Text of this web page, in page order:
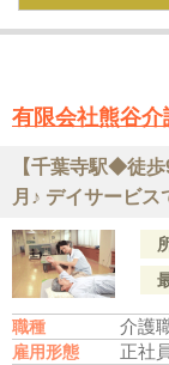
有限会社熊谷介
【千葉寺駅◆徒
月♪ デイサービス
職種 介護
雇用形態 正社